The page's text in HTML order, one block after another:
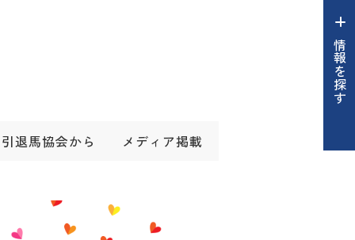
情報を探す
引退馬協会から メディア掲載